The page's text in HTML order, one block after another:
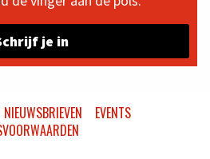
je in
NIEUWSBRIEVEN
EVENTS